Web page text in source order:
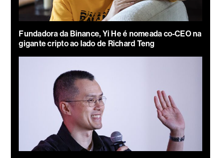
Fundadora da Binance, Yi He é nomeada co-CEO na
gigante cripto ao lado de Richard Teng